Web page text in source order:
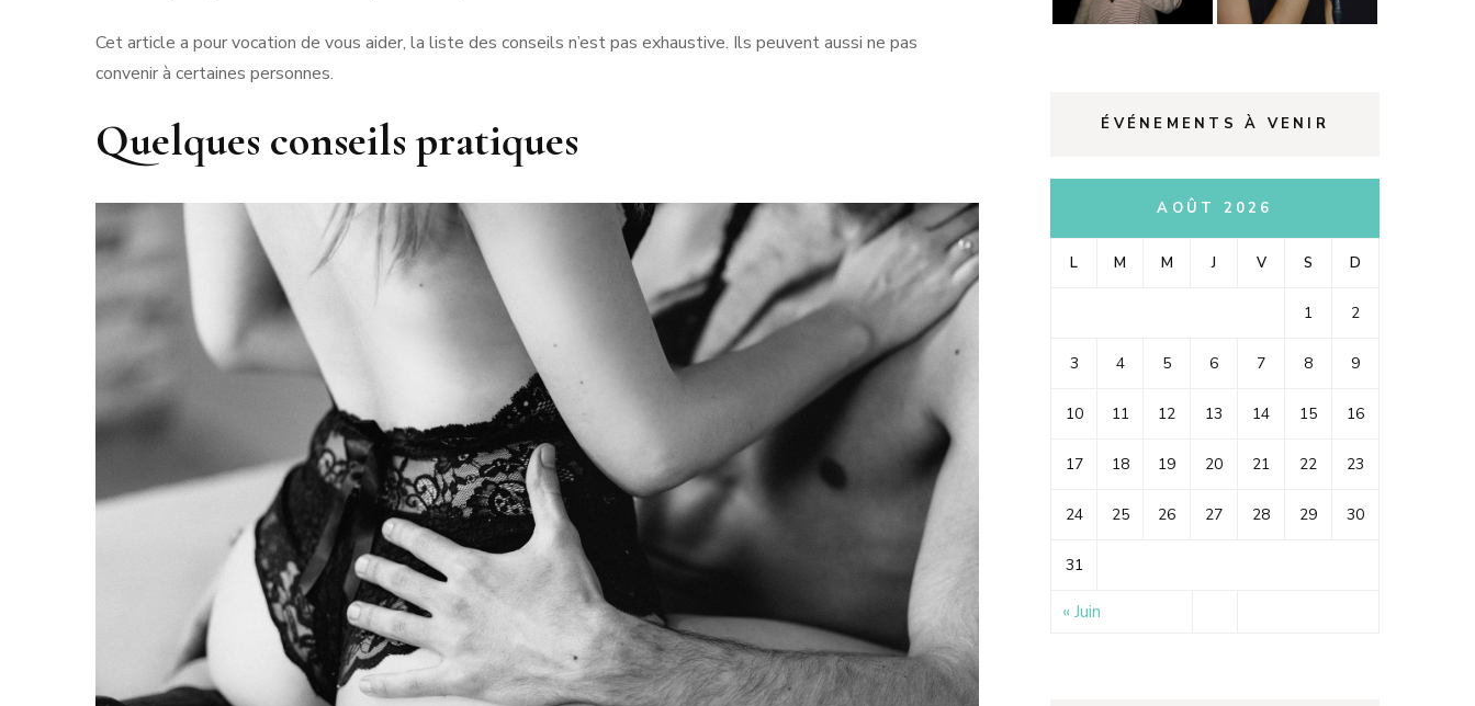
Cet article a pour vocation de vous aider, la liste des conseils n’est pas exhaustive. Ils peuvent aussi ne pas
convenir à certaines personnes.
Quelques conseils pratiques ÉVÉNEMENTS À VENIR
AOÛT 2026
L M M J V S D
1 2
3 4 5 6 7 8 9
10 11 12 13 14 15 16
17 18 19 20 21 22 23
24 25 26 27 28 29 30
31
« Juin